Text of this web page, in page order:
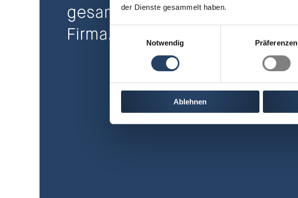
der Dienste gesammelt haben.
Notwendig
Präferenzen
Ablehnen
gesamte Logistik in unserer
Firma.»